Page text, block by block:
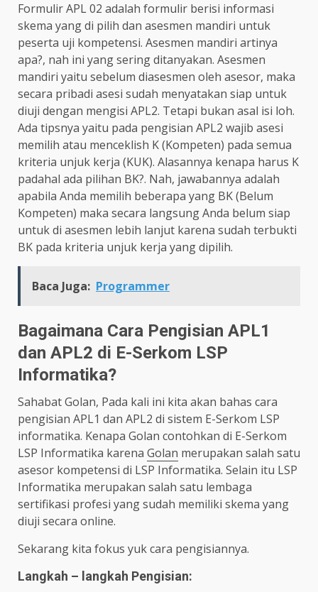
Formulir APL 02 adalah formulir berisi informasi
skema yang di pilih dan asesmen mandiri untuk
peserta uji kompetensi. Asesmen mandiri artinya
apa?, nah ini yang sering ditanyakan. Asesmen
mandiri yaitu sebelum diasesmen oleh asesor, maka
secara pribadi asesi sudah menyatakan siap untuk
diuji dengan mengisi APL2. Tetapi bukan asal isi loh.
Ada tipsnya yaitu pada pengisian APL2 wajib asesi
memilih atau menceklish K (Kompeten) pada semua
kriteria unjuk kerja (KUK). Alasannya kenapa harus K
padahal ada pilihan BK?. Nah, jawabannya adalah
apabila Anda memilih beberapa yang BK (Belum
Kompeten) maka secara langsung Anda belum siap
untuk di asesmen lebih lanjut karena sudah terbukti
BK pada kriteria unjuk kerja yang dipilih.
Baca Juga: Programmer
Bagaimana Cara Pengisian APL1
dan APL2 di E-Serkom LSP
Informatika?
Sahabat Golan, Pada kali ini kita akan bahas cara
pengisian APL1 dan APL2 di sistem E-Serkom LSP
informatika. Kenapa Golan contohkan di E-Serkom
LSP Informatika karena Golan merupakan salah satu
asesor kompetensi di LSP Informatika. Selain itu LSP
Informatika merupakan salah satu lembaga
sertifikasi profesi yang sudah memiliki skema yang
diuji secara online.
Sekarang kita fokus yuk cara pengisiannya.
Langkah – langkah Pengisian: